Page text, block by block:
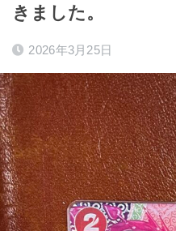
きました。
2026年3月25日